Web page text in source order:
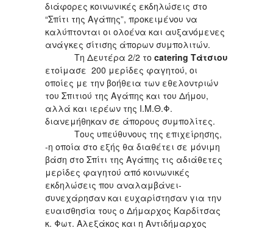
διάφορες κοινωνικές εκδηλώσεις στο
“Σπίτι της Αγάπης”, προκειμένου να
καλύπτονται οι ολοένα και αυξανόμενες
ανάγκες σίτισης άπορων συμπολιτών.
Τη Δευτέρα 2/2 το catering Τάτσιου
ετοίμασε 200 μερίδες φαγητού, οι
οποίες με την βοήθεια των εθελοντριών
του Σπιτιού της Αγάπης και του Δήμου,
αλλά και ιερέων της Ι.Μ.Θ.Φ.
διανεμήθηκαν σε άπορους συμπολίτες.
Τους υπεύθυνους της επιχείρησης,
-η οποία στο εξής θα διαθέτει σε μόνιμη
βάση στο Σπίτι της Αγάπης τις αδιάθετες
μερίδες φαγητού από κοινωνικές
εκδηλώσεις που αναλαμβάνει-
συνεχάρησαν και ευχαρίστησαν για την
ευαισθησία τους ο Δήμαρχος Καρδίτσας
κ. Φωτ. Αλεξάκος και η Αντιδήμαρχος